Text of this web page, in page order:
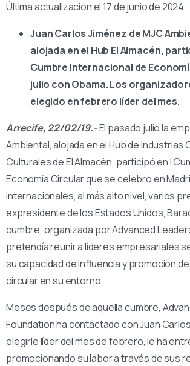
Última actualización el 17 de junio de 2024
Juan Carlos Jiménez de MJC
alojada en el Hub El Almacén,
Cumbre Internacional de
julio con Obama. Los
elegido en febrero líder del mes.
Arrecife, 22/02/19.-El pasado julio la
Ambiental, alojada en el Hub de Industrias
Culturales de El Almacén, participó en I
Economía Circular que se celebró en
internacionales, al más alto nivel, varios
expresidente de los Estados Unidos,
cumbre, organizada por Advanced
pretendía reunir a líderes empresariales
su capacidad de influencia y promoción
circular en su entorno.
Meses después de aquella cumbre,
Foundation ha contactado con Juan
elegirle líder del mes de febrero, le ha
promocionando su labor a través de sus